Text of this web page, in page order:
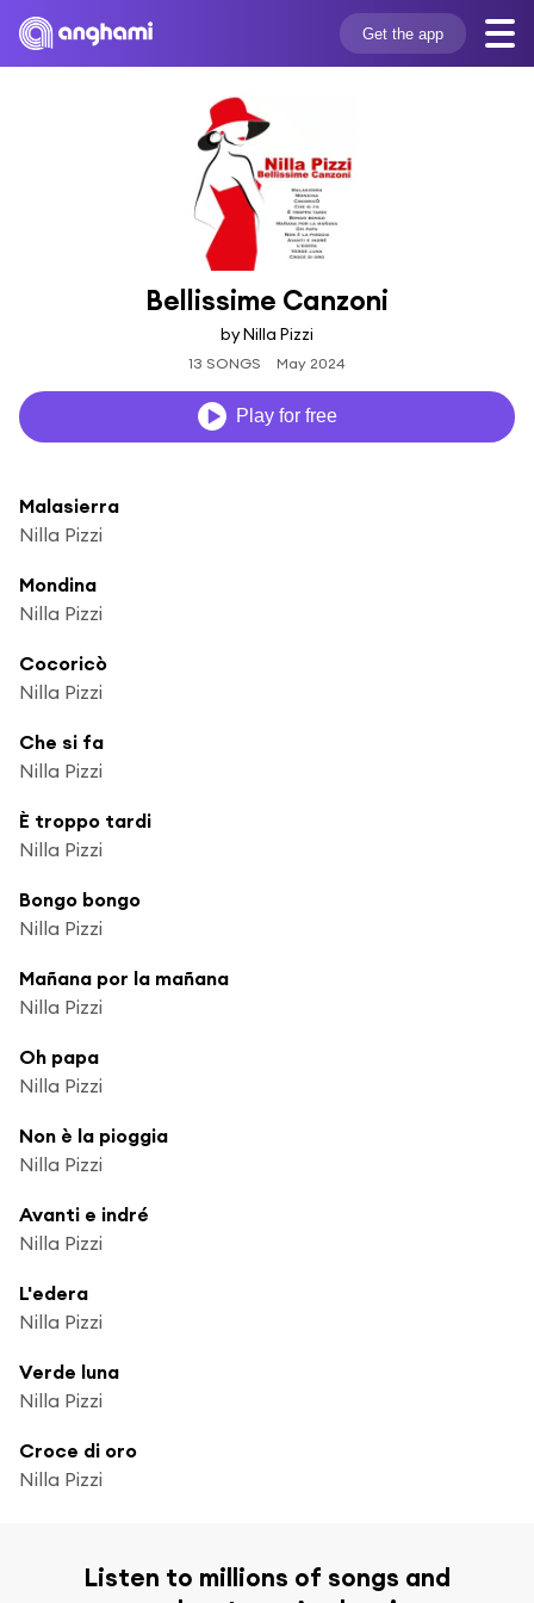
Get the app
Bellissime Canzoni
by Nilla Pizzi
13 SONGS May 2024
Play for free
Malasierra
Nilla Pizzi
Mondina
Nilla Pizzi
Cocoricò
Nilla Pizzi
Che si fa
Nilla Pizzi
È troppo tardi
Nilla Pizzi
Bongo bongo
Nilla Pizzi
Mañana por la mañana
Nilla Pizzi
Oh papa
Nilla Pizzi
Non è la pioggia
Nilla Pizzi
Avanti e indré
Nilla Pizzi
L'edera
Nilla Pizzi
Verde luna
Nilla Pizzi
Croce di oro
Nilla Pizzi
Listen to millions of songs and